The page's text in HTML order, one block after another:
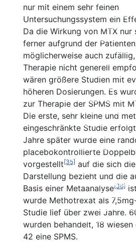
Einnahme
Häufig
Alles auf
Teriflunomid
Einnahme
Häufig
Alles auf
Fingolimod
Einnahme
Häufig
Alles auf
Natalizumab
Therapie der
progredienten MS
Interferone
Mitoxantron
Azathioprin
Methotrexat
Kortison
Immunglobuline
Cladibrin
Cyclosporin
nur mit einem sehr feinen
Untersuchungssystem ein
Da die Wirkung von MTX nur
ferner aufgrund der
möglicherweise auch
Therapie nicht generell
wären größere Studien mit
höheren Dosierungen. Es
zur Therapie der SPMS mit
Die erste, sehr kleine und
eingeschränkte Studie
Jahre später wurde eine
placebokontrollierte
vorgestellt[35] auf die sich
Darstellung bezieht und die
Basis einer Metaanalyse[36]
wurde Methotrexat als
Studie lief über zwei Jahre.
wurden behandelt, 18 wiesen
42 eine SPMS.